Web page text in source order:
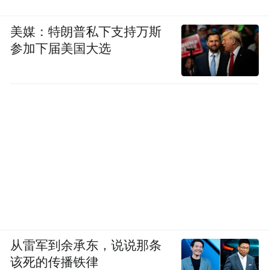
美媒：特朗普私下支持万斯
参加下届美国大选
从雷军到余承东，说说那条
该死的传播铁律